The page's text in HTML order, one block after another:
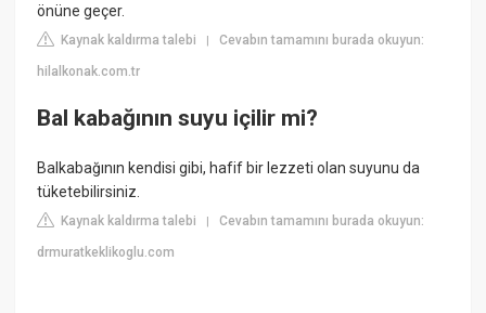
önüne geçer.
Kaynak kaldırma talebi |Cevabın tamamını burada okuyun:
hilalkonak.com.tr
Bal kabağının suyu içilir mi?
Balkabağının kendisi gibi, hafif bir lezzeti olan suyunu da
tüketebilirsiniz.
Kaynak kaldırma talebi |Cevabın tamamını burada okuyun:
drmuratkeklikoglu.com